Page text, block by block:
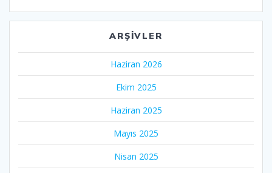
ARŞIVLER
Haziran 2026
Ekim 2025
Haziran 2025
Mayıs 2025
Nisan 2025